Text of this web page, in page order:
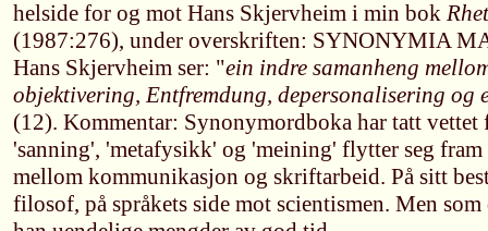
helside for og mot Hans Skjervheim i min bok
(1987:276), under overskriften: SYNONYMIA
Hans Skjervheim ser: "ein indre samanheng
objektivering, Entfremdung, depersonalisering og
(12). Kommentar: Synonymordboka har tatt vettet
'sanning', 'metafysikk' og 'meining' flytter seg
mellom kommunikasjon og skriftarbeid. På sitt
filosof, på språkets side mot scientismen. Men